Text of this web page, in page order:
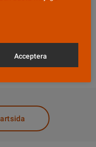
ålder
Acceptera